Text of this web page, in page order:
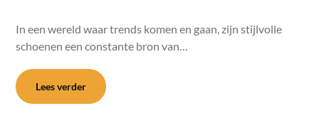
In een wereld waar trends komen en gaan, zijn stijlvolle
schoenen een constante bron van…
Lees verder